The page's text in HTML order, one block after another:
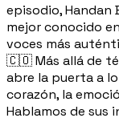
episodio, Handan
mejor conocido
voces más
🇨🇴 Más allá de
abre la puerta a
corazón, la
Hablamos de sus